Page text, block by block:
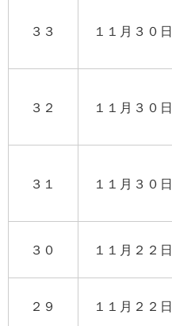
３３ １１月３０日
３２ １１月３０日
３１ １１月３０日
３０ １１月２２日
２９ １１月２２日